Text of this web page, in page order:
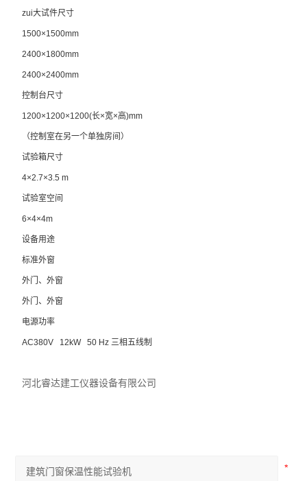
zui大试件尺寸
1500×1500mm
2400×1800mm
2400×2400mm
控制台尺寸
1200×1200×1200(长×宽×高)mm
（控制室在另一个单独房间）
试验箱尺寸
4×2.7×3.5 m
试验室空间
6×4×4m
设备用途
标准外窗
外门、外窗
外门、外窗
电源功率
AC380V 12kW 50 Hz 三相五线制
河北睿达建工仪器设备有限公司